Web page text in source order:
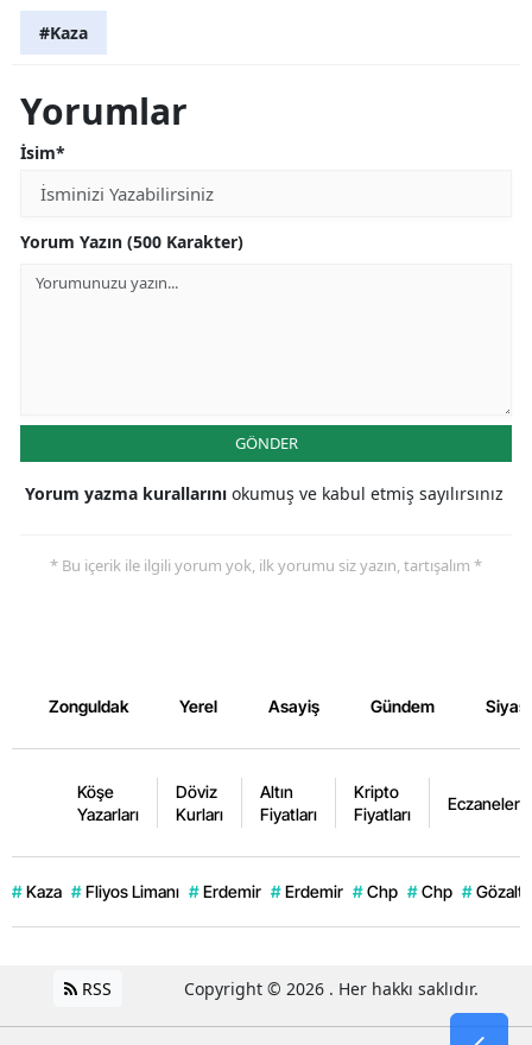
#Kaza
Yorumlar
İsim*
Yorum Yazın (500 Karakter)
GÖNDER
Yorum yazma kurallarını okumuş ve kabul etmiş sayılırsınız
* Bu içerik ile ilgili yorum yok, ilk yorumu siz yazın, tartışalım *
Zonguldak Yerel Asayiş Gündem
Köşe
Yazarları
Döviz
Kurları
Altın
Fiyatları
Kripto
Fiyatları
Eczaneler
# Kaza # Fliyos Limanı # Erdemir # Erdemir # Chp # Chp # Gözaltı
RSS Copyright © 2026 . Her hakkı saklıdır.